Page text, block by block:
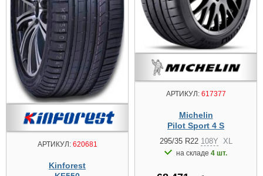
АРТИКУЛ:620681
Kinforest
АРТИКУЛ:617377
Michelin
Pilot Sport 4 S
295/35 R22 108Y XL
на складе 4 шт.